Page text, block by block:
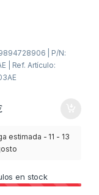
| P/N:
| Ref. Artículo:
estimada - 11 - 13
en stock